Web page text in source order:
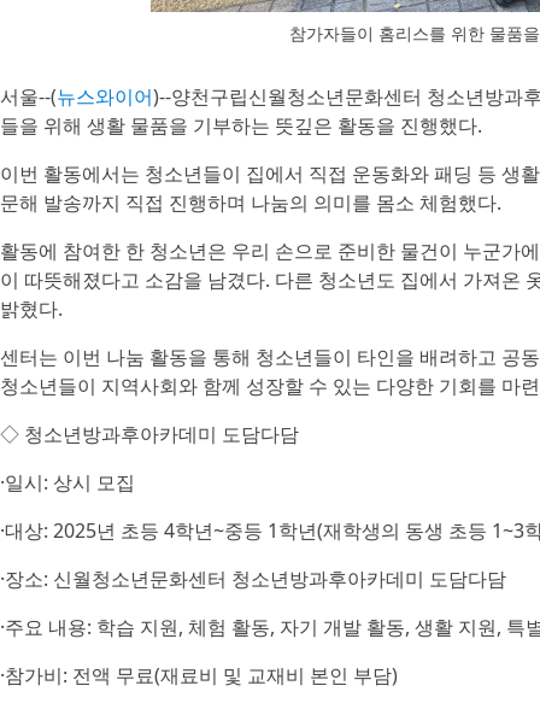
참가자들이 홈리스를 위한 물품
서울--(뉴스와이어)--양천구립신월청소년문화센터 청소년방과
들을 위해 생활 물품을 기부하는 뜻깊은 활동을 진행했다.
이번 활동에서는 청소년들이 집에서 직접 운동화와 패딩 등 생
문해 발송까지 직접 진행하며 나눔의 의미를 몸소 체험했다.
활동에 참여한 한 청소년은 우리 손으로 준비한 물건이 누군가
이 따뜻해졌다고 소감을 남겼다. 다른 청소년도 집에서 가져온
밝혔다.
센터는 이번 나눔 활동을 통해 청소년들이 타인을 배려하고 공
청소년들이 지역사회와 함께 성장할 수 있는 다양한 기회를 마
◇ 청소년방과후아카데미 도담다담
·일시: 상시 모집
·대상: 2025년 초등 4학년~중등 1학년(재학생의 동생 초등 1~3
·장소: 신월청소년문화센터 청소년방과후아카데미 도담다담
·주요 내용: 학습 지원, 체험 활동, 자기 개발 활동, 생활 지원, 특
·참가비: 전액 무료(재료비 및 교재비 본인 부담)